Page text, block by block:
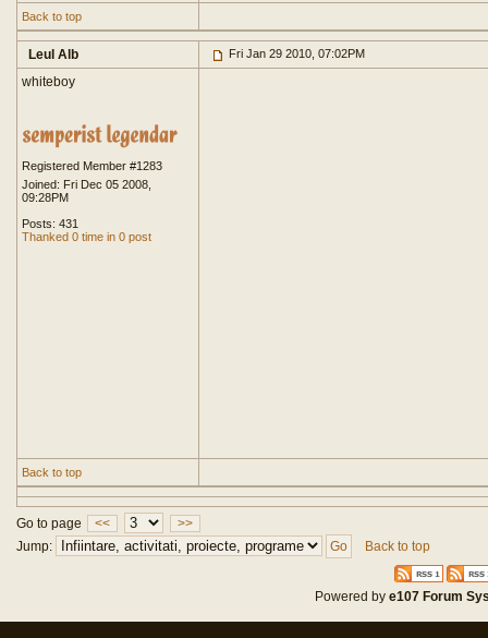
Back to top
Leul Alb Fri Jan 29 2010, 07:02PM
whiteboy
Registered Member #1283
Joined: Fri Dec 05 2008,
09:28PM
Posts: 431
Thanked 0 time in 0 post
Back to top
Go to page <<
>>
Jump:
Back to top
Powered bye107 Forum